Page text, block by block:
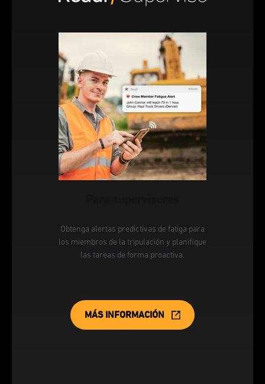
Obtenga alertas predictivas de fatiga para
los miembros de la tripulación y planifique
las tareas de forma proactiva.
MÁS INFORMACIÓN